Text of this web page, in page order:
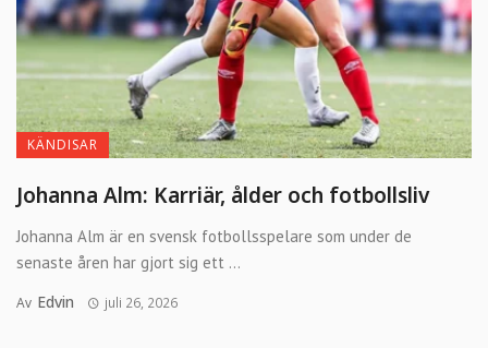
KÄNDISAR
Johanna Alm: Karriär, ålder och fotbollsliv
Johanna Alm är en svensk fotbollsspelare som under de
senaste åren har gjort sig ett ...
Av Edvin juli 26, 2026